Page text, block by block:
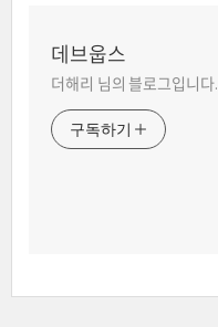
데브웁스
더해리 님의 블로그입니다.
구독하기